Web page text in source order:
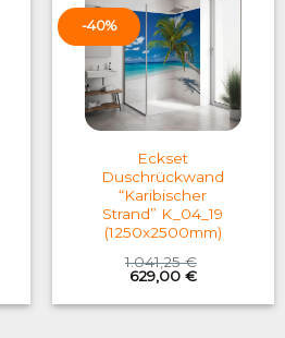
-40%
Eckset
Duschrückwand
“Karibischer
Strand” K_04_19
(1250x2500mm)
1.041,25€
Original
price
was:
629,00 €Current
is: